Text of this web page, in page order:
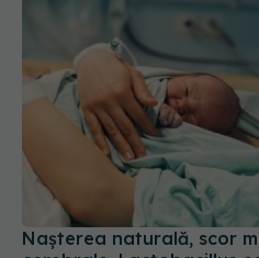
Nașterea naturală, scor
cerebrale. Lactobacillus
responsabilă cu
19 iun 2023, 11:03